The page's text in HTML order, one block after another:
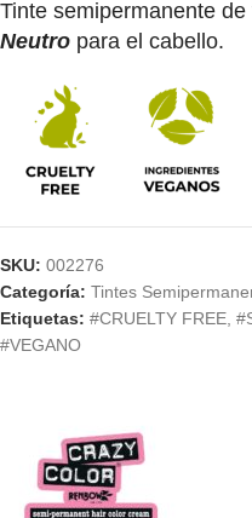
Tinte semipermanente
Neutro para el cabello.
SKU: 002276
Categoría: Tintes
Etiquetas: #CRUELTY FREE,
#VEGANO